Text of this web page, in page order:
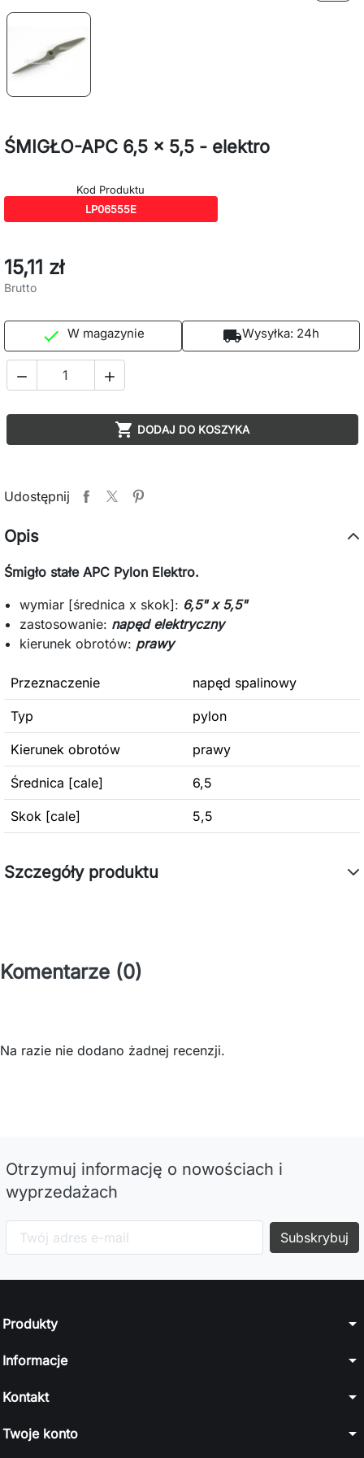
ŚMIGŁO-APC 6,5 x 5,5 - elektro
Kod Produktu
LP06555E
15,11 zł
Brutto
 W magazynie local_shippingWysyłka: 24h
 
 DODAJ DO KOSZYKA
Udostępnij
Opis
Śmigło stałe APC Pylon Elektro.
wymiar [średnica x skok]: 6,5" x 5,5"
zastosowanie: napęd elektryczny
kierunek obrotów: prawy
Przeznaczenie napęd spalinowy
Typ pylon
Kierunek obrotów prawy
Średnica [cale] 6,5
Skok [cale] 5,5
Szczegóły produktu
Komentarze (0)
Na razie nie dodano żadnej recenzji.
Otrzymuj informację o nowościach i
wyprzedażach
Produkty arrow_drop_down
Informacje arrow_drop_down
Kontakt arrow_drop_down
Twoje konto arrow_drop_down